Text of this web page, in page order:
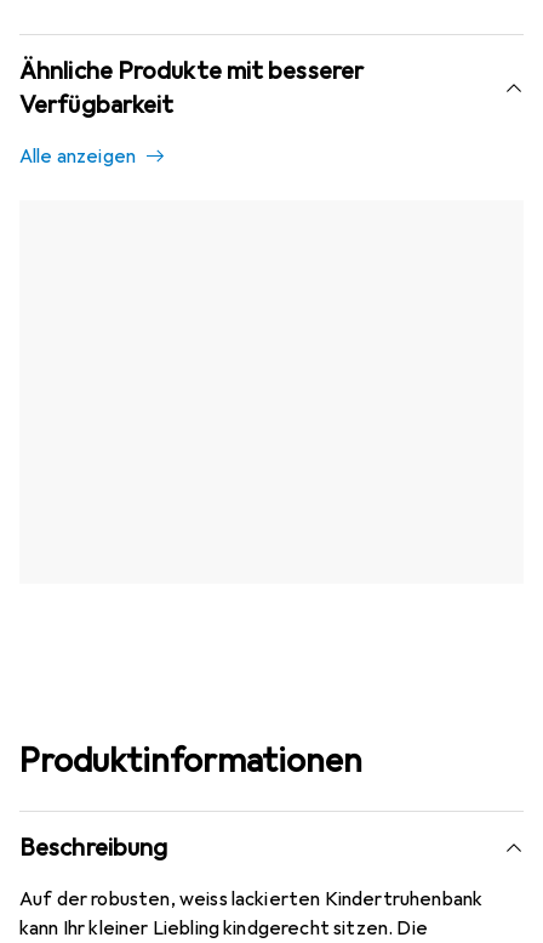
Ähnliche Produkte mit besserer
Verfügbarkeit
Alle anzeigen
Produktinformationen
Beschreibung
Auf der robusten, weiss lackierten Kindertruhenbank
kann Ihr kleiner Liebling kindgerecht sitzen. Die